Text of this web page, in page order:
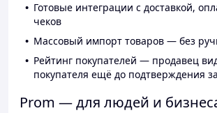
Готовые интеграции с доставкой,
чеков
Массовый импорт товаров — без
Рейтинг покупателей — продавец
покупателя ещё до подтверждения
Prom — для людей и